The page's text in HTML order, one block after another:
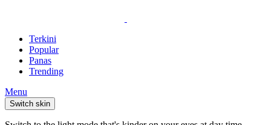
Terkini
Popular
Panas
Trending
Menu
Switch skin